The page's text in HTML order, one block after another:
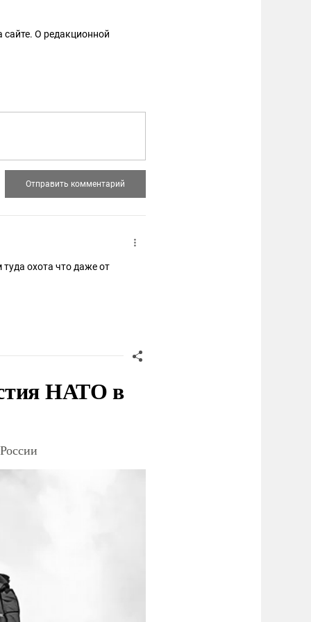
сайте. О редакционной
охота что даже от
НАТО в